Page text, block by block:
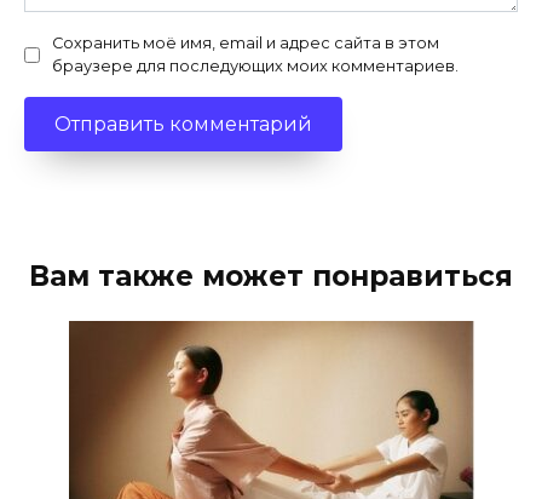
Сохранить моё имя, email и адрес сайта в этом
браузере для последующих моих комментариев.
Вам также может понравиться